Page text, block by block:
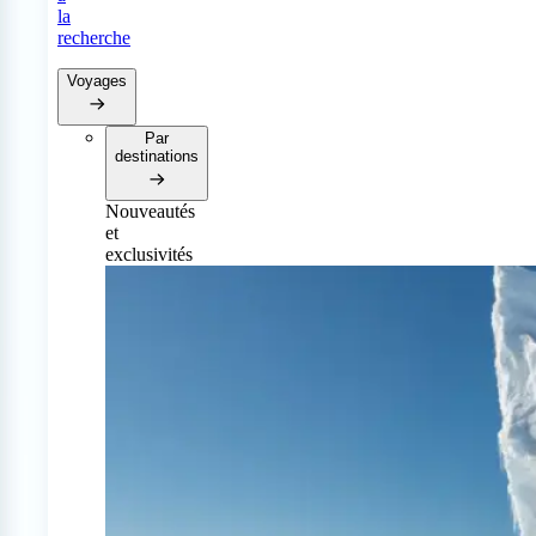
la
recherche
Voyages
Par
destinations
Nouveautés
et
exclusivités